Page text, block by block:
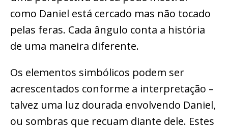
como Daniel está cercado mas não tocado
pelas feras. Cada ângulo conta a história
de uma maneira diferente.
Os elementos simbólicos podem ser
acrescentados conforme a interpretação –
talvez uma luz dourada envolvendo Daniel,
ou sombras que recuam diante dele. Estes